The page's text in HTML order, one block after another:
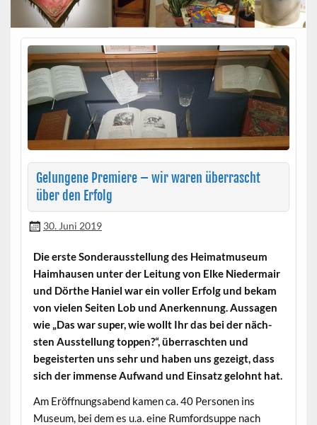
Gelungene Premiere – wir waren überrascht
über den Erfolg
30. Juni 2019
Die erste Son­der­ausstel­lung des Heimat­mu­se­um
Haimhausen unter der Leitung von Elke Nie­der­mair
und Dörthe Haniel war ein voller Erfolg und bekam
von vie­len Seit­en Lob und Anerken­nung. Aus­sagen
wie „Das war super, wie wollt Ihr das bei der näch­
sten Ausstel­lung top­pen?“, über­rascht­en und
begeis­terten uns sehr und haben uns gezeigt, dass
sich der immense Aufwand und Ein­satz gelohnt hat.
Am Eröff­nungsabend kamen ca. 40 Per­so­n­en ins
Muse­um, bei dem es u.a. eine Rum­ford­suppe nach